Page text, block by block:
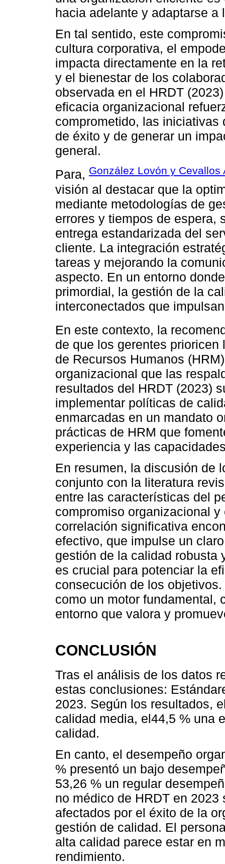
hacia adelante y adaptarse a
En tal sentido, este
cultura corporativa, el
impacta directamente en la
y el bienestar de los
observada en el HRDT
eficacia organizacional
comprometido, las
de éxito y de generar un
general.
Para, González Lovón y Cevallos
visión al destacar que la
mediante metodologías de
errores y tiempos de espera,
entrega estandarizada del
cliente. La integración
tareas y mejorando la
aspecto. En un entorno
primordial, la gestión de la
interconectados que
En este contexto, la
de que los gerentes
de Recursos Humanos
organizacional que las
resultados del HRDT (2023)
implementar políticas de
enmarcadas en un mandato
prácticas de HRM que
experiencia y las
En resumen, la discusión de
conjunto con la literatura
entre las características del
compromiso organizacional
correlación significativa
efectivo, que impulse un
gestión de la calidad robusta
es crucial para potenciar la
consecución de los
como un motor fundamental,
entorno que valora y
CONCLUSIÓN
Tras el análisis de los datos
estas conclusiones:
2023. Según los resultados,
calidad media, el44,5 % una
calidad.
En canto, el desempeño
% presentó un bajo
53,26 % un regular
no médico de HRDT en
afectados por el éxito de la
gestión de calidad. El
alta calidad parece estar en
rendimiento.